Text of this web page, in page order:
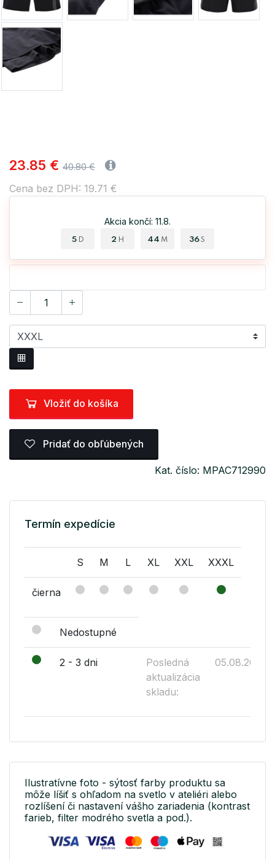
23.85 € 40.80 €
Cena bez DPH: 19.71 €
Akcia končí: 11.8.
5 D 2 H 44 M 35 S
Vložiť do košíka
Pridať do obľúbených
Kat. číslo: MPAC712990
Termín expedície
S M L XL XXL XXXL
čierna
Nedostupné
2 - 3 dni
Posledná
aktualizácia
skladu:
05.08.2026
Ilustratívne foto - sýtosť farby produktu sa
môže líšiť s ohľadom na svetlo v ateliéri alebo
rozlíšení či nastavení vášho zariadenia (kontrast
farieb, filter modrého svetla a pod.).